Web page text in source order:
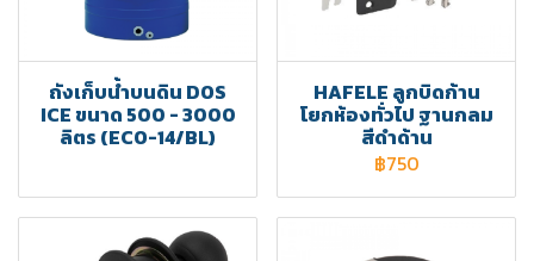
ถังเก็บน้ำบนดิน DOS
ICE ขนาด 500 - 3000
ลิตร (ECO-14/BL)
HAFELE ลูกบิดก้าน
โยกห้องทั่วไป ฐานกลม
สีดำด้าน
฿750